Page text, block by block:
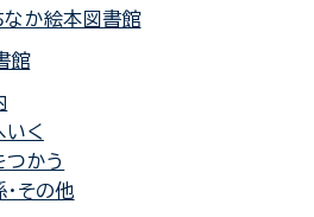
なか絵本図書館
館
いく
つかう
その他